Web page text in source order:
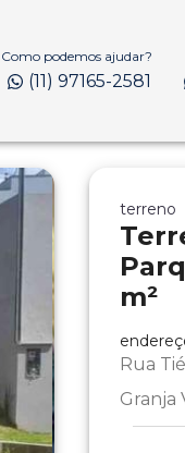
Como podemos ajudar?
(11) 97165-2581
terreno
m²
Rua
Granja